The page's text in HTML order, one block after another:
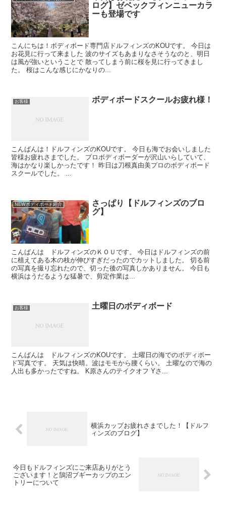
ログ】ゼベックフィンニューカラ
ーも登場です
こんにちは！ボディボード専門店ドルフィンズのKOUです。 今日は
お花見に行って来ました 波のサイズもあまりなさそうなのと、明日
は風が強いということで 散ってしまう前に桜を見に行ってきまし
た。 桜はこんな感じにかなりの...
お客様 ボディボードスクールお疲れ様！
こんばんは！ドルフィンズのKOUです。 今日も海でお会いしました
皆様お疲れさまでした。 プロボディボーダーが沢山いらしていて、
海はかなり楽しかったです！ 昨日は刀根真由美プロのボディボード
スクールでした。 ...
NEWボディボード紹介
さっぱり【ドルフィンズのブロ
グ】
こんばんは ドルフィンズのＫＯＵです。 今日はドルフィンズの前
に植えてある木の枝が伸びすぎだったのでカットしました。 切る前
の写真を撮り忘れたので、切った後の写真しかありません。 今日も
横浜はうだるような猛暑で、剪定作業は...
お客様 土曜日のボディボード
こんばんは ドルフィンズのKOUです。 土曜日の海でのボディボー
ド写真です。 天気は快晴。波はモモから腰くらい。 土曜なので海の
人出も多かったですね。 K原さんのテイクオフ Yさ...
横浜カップお疲れさまでした！【ドルフ
ィンズのブログ】
今日もドルフィンズにご来店ありがとう
ございます！と鵠沼ブギーカップのエン
トリーについて